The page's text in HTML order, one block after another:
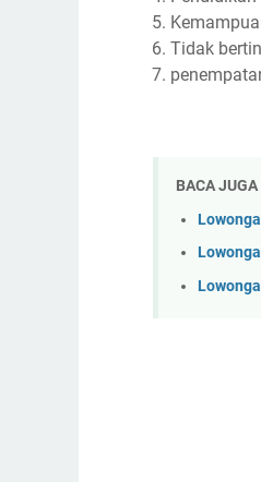
Tidak
BACA JUGA